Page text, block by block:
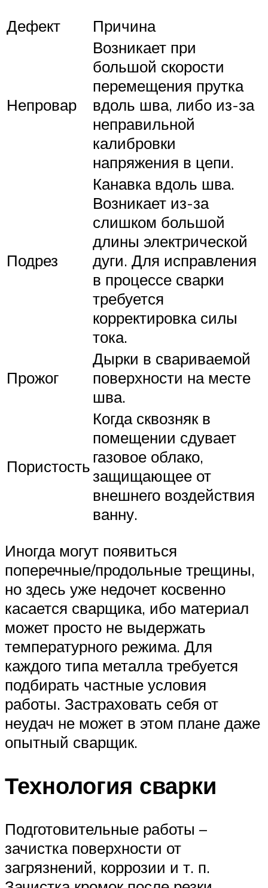
Дефект
Причина
Непровар
Возникает при
большой скорости
перемещения прутка
вдоль шва, либо из-за
неправильной
калибровки
напряжения в цепи.
Подрез
Канавка вдоль шва.
Возникает из-за
слишком большой
длины электрической
дуги. Для исправления
в процессе сварки
требуется
корректировка силы
тока.
Прожог
Дырки в свариваемой
поверхности на месте
шва.
Пористость
Когда сквозняк в
помещении сдувает
газовое облако,
защищающее от
внешнего воздействия
ванну.
Иногда могут появиться
поперечные/продольные трещины,
но здесь уже недочет косвенно
касается сварщика, ибо материал
может просто не выдержать
температурного режима. Для
каждого типа металла требуется
подбирать частные условия
работы. Застраховать себя от
неудач не может в этом плане даже
опытный сварщик.
Технология сварки
Подготовительные работы –
зачистка поверхности от
загрязнений, коррозии и т. п.